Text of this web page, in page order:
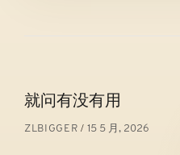
文
章
就问有没有用
ZLBIGGER 15 5 月, 2026